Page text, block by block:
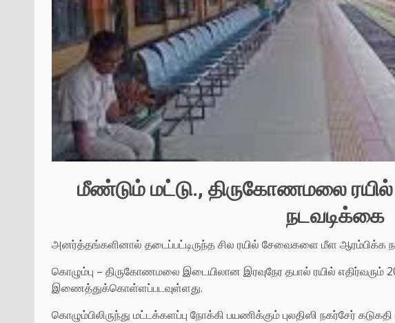
மீண்டும் மட்டு., திருகோணமலை
நடவடிக்கை
அனர்த்தங்களினால் தடைப்பட்டிருந்த சில ரயில் சேவைகளை மீள ஆரம்பிக்க
கொழும்பு – திருகோணமலை இடையிலான இரவுநேர தபால் ரயில்
இணைத்துக்கொள்ளப்படவுள்ளது.
கொழும்பிலிருந்து மட்டக்களப்பு நோக்கி பயணிக்கும் புலதிஸி நகர்சேர் கடுகதி